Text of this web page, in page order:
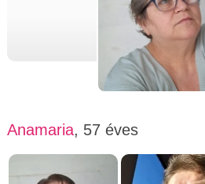
Anamaria, 57 éves